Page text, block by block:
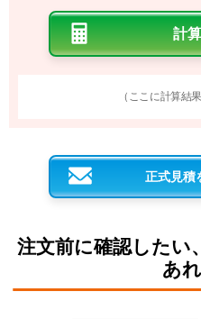
（ここに計算結
正式見積
注文前に確認したい
あ